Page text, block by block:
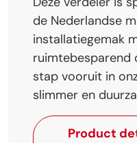
de Nederlandse
installatiegemak
ruimtebesparend
stap vooruit in
slimmer en
Product